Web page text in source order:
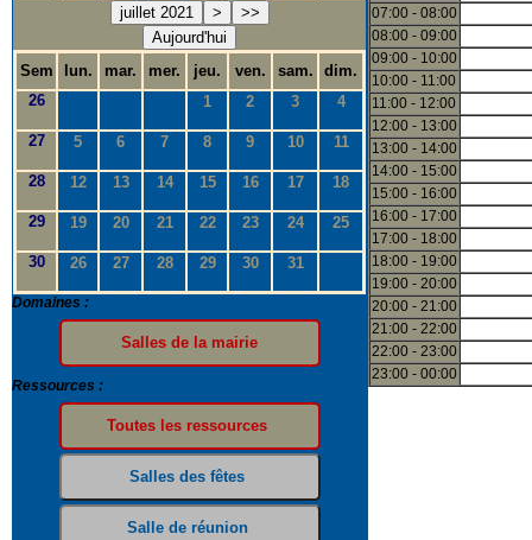
juillet 2021 >
>>
Aujourd'hui
Sem
lun. mar. mer. jeu. ven. sam.
dim.
26
1 2 3 4
27 5 6 7 8 9 10 11
28 12 13 14 15 16 17 18
29 19 20 21 22 23 24 25
30 26 27 28 29 30 31
Domaines :
Ressources :
07:00 - 08:00
08:00 - 09:00
09:00 - 10:00
10:00 - 11:00
11:00 - 12:00
12:00 - 13:00
13:00 - 14:00
14:00 - 15:00
15:00 - 16:00
16:00 - 17:00
17:00 - 18:00
18:00 - 19:00
19:00 - 20:00
20:00 - 21:00
21:00 - 22:00
22:00 - 23:00
23:00 - 00:00